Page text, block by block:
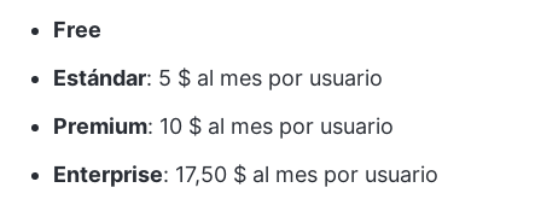
Free
Estándar: 5 $ al mes por usuario
Premium: 10 $ al mes por usuario
Enterprise: 17,50 $ al mes por usuario